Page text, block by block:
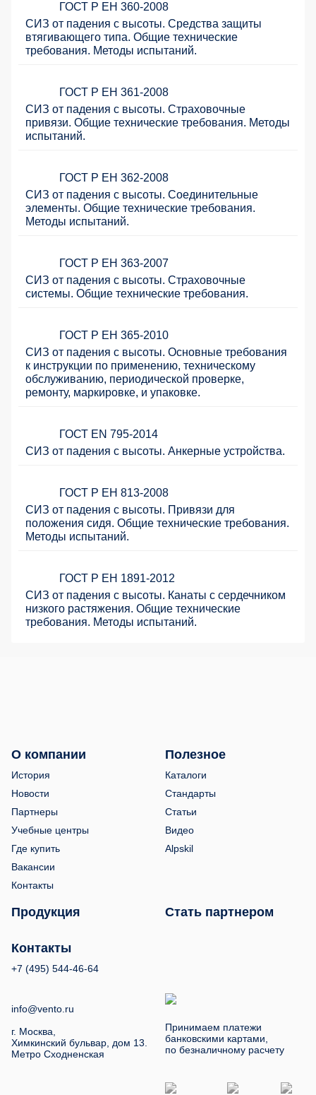
ГОСТ Р ЕН 360-2008
СИЗ от падения с высоты. Средства защиты
втягивающего типа. Общие технические
требования. Методы испытаний.
ГОСТ Р ЕН 361-2008
СИЗ от падения с высоты. Страховочные
привязи. Общие технические требования. Методы
испытаний.
ГОСТ Р ЕН 362-2008
СИЗ от падения с высоты. Соединительные
элементы. Общие технические требования.
Методы испытаний.
ГОСТ Р ЕН 363-2007
СИЗ от падения с высоты. Страховочные
системы. Общие технические требования.
ГОСТ Р ЕН 365-2010
СИЗ от падения с высоты. Основные требования
к инструкции по применению, техническому
обслуживанию, периодической проверке,
ремонту, маркировке, и упаковке.
ГОСТ EN 795-2014
СИЗ от падения с высоты. Анкерные устройства.
ГОСТ Р ЕН 813-2008
СИЗ от падения с высоты. Привязи для
положения сидя. Общие технические требования.
Методы испытаний.
ГОСТ Р ЕН 1891-2012
СИЗ от падения с высоты. Канаты с сердечником
низкого растяжения. Общие технические
требования. Методы испытаний.
О компании
История
Новости
Партнеры
Учебные центры
Где купить
Вакансии
Контакты
Полезное
Каталоги
Стандарты
Статьи
Видео
Alpskil
Продукция Стать партнером
Контакты
+7 (495) 544-46-64
info@vento.ru
г. Москва,
Химкинский бульвар, дом 13.
Метро Сходненская
Принимаем платежи
банковскими картами,
по безналичному расчету